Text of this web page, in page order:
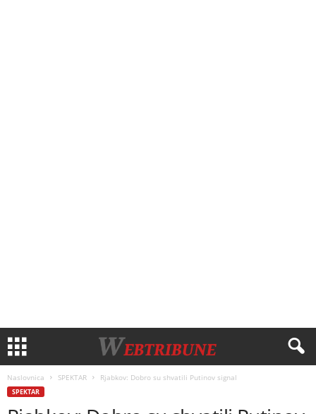
Naslovnica SPEKTAR Rjabkov: Dobro su shvatili Putinov signal
SPEKTAR